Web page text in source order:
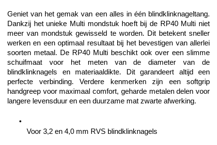
Geniet van het gemak van een alles in één blindklinknageltang.
Dankzij het unieke Multi mondstuk hoeft bij de RP40 Multi niet
meer van mondstuk gewisseld te worden. Dit betekent sneller
werken en een optimaal resultaat bij het bevestigen van allerlei
soorten metaal. De RP40 Multi beschikt ook over een slimme
schuifmaat voor het meten van de diameter van de
blindklinknagels en materiaaldikte. Dit garandeert altijd een
perfecte verbinding. Verdere kenmerken zijn een softgrip
handgreep voor maximaal comfort, geharde metalen delen voor
langere levensduur en een duurzame mat zwarte afwerking.
Voor 3,2 en 4,0 mm RVS blindklinknagels